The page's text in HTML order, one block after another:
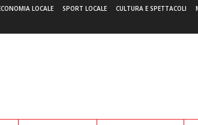
LOCALE SPORT LOCALE CULTURA E SPETTACOLI